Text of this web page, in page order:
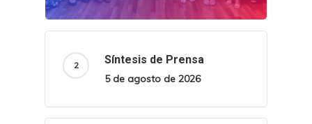
Síntesis de Prensa
5 de agosto de 2026